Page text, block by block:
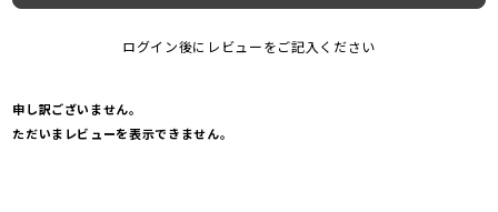
ログイン後にレビューをご記入ください
申し訳ございません。
ただいまレビューを表示できません。